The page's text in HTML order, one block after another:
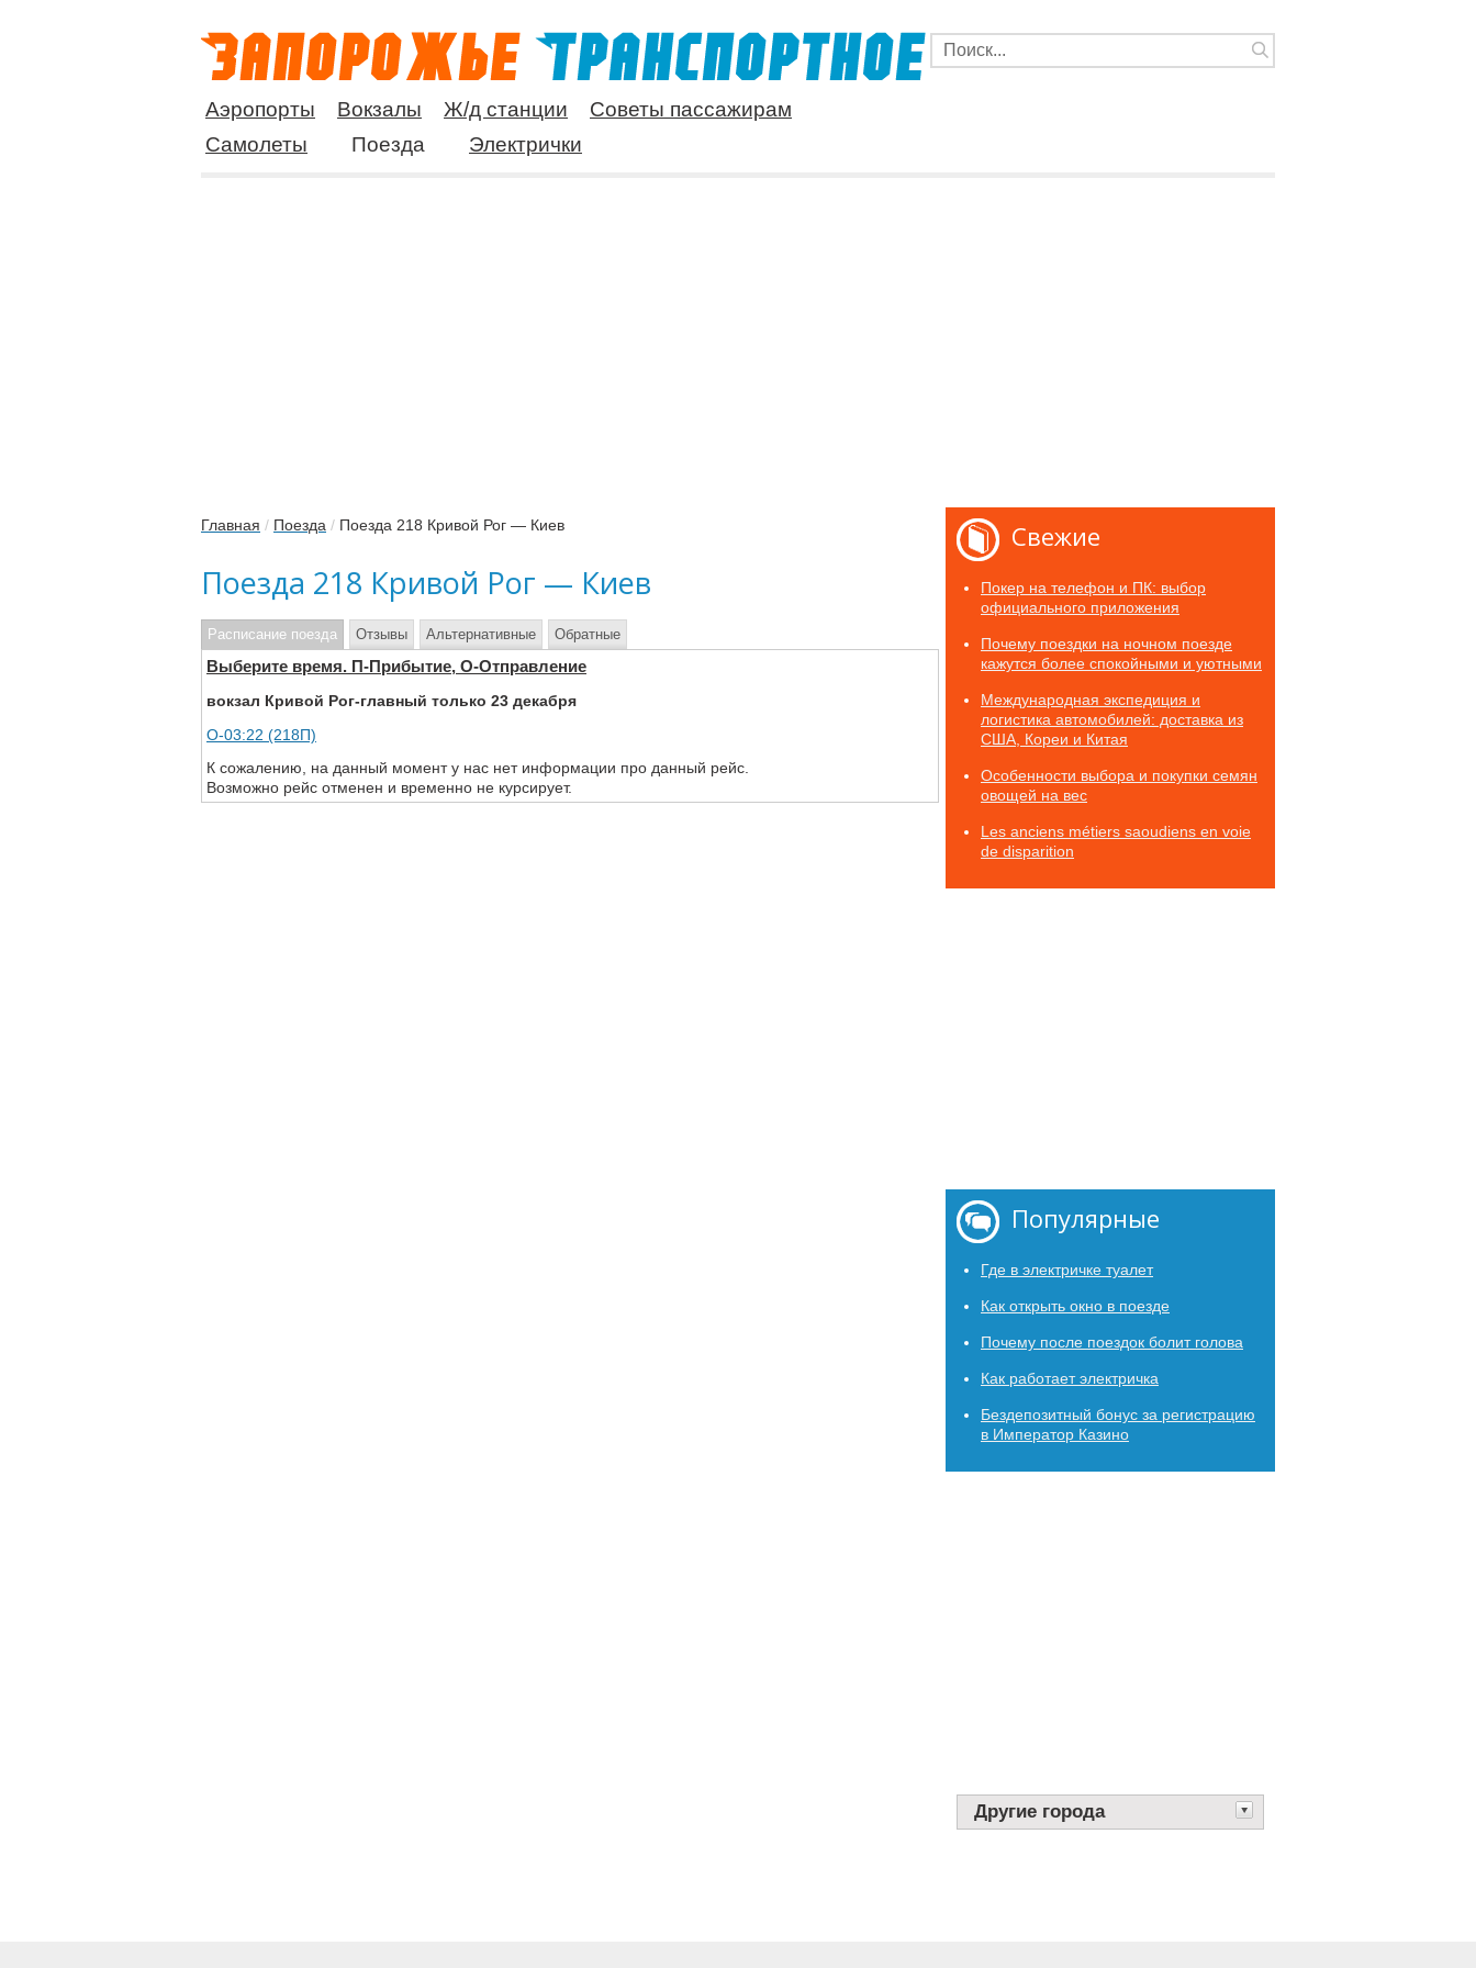
Аэропорты Вокзалы Ж/д станции
Советы пассажирам
Самолеты
Поезда Электрички
Главная / Поезда / Поезда 218 Кривой Рог — Киев
Поезда 218 Кривой Рог — Киев
Расписание поезда
Выберите время. П-Прибытие, О-Отправление
вокзал Кривой Рог-главный только 23 декабря
О-03:22 (218П)
К сожалению, на данный момент у нас нет информации про данный рейс.
Возможно рейс отменен и временно не курсирует.
Отзывы Альтернативные Обратные
Свежие
Покер на телефон и ПК: выбор
официального приложения
Почему поездки на ночном поезде
кажутся более спокойными и уютными
Международная экспедиция и
логистика автомобилей: доставка из
США, Кореи и Китая
Особенности выбора и покупки семян
овощей на вес
Les anciens métiers saoudiens en voie
de disparition
Популярные
Где в электричке туалет
Как открыть окно в поезде
Почему после поездок болит голова
Как работает электричка
Бездепозитный бонус за регистрацию
в Император Казино
Другие города